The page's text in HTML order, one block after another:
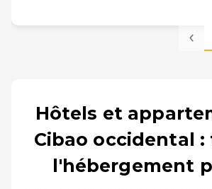
Hôtels et
Cibao occidental :
l'hébergement